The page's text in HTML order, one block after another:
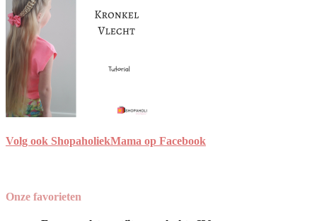
Volg ook ShopaholiekMama op Facebook
Onze favorieten